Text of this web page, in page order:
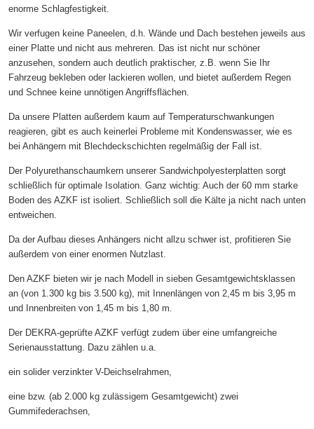
enorme Schlagfestigkeit.
Wir verfugen keine Paneelen, d.h. Wände und Dach bestehen jeweils aus
einer Platte und nicht aus mehreren. Das ist nicht nur schöner
anzusehen, sondern auch deutlich praktischer, z.B. wenn Sie Ihr
Fahrzeug bekleben oder lackieren wollen, und bietet außerdem Regen
und Schnee keine unnötigen Angriffsflächen.
Da unsere Platten außerdem kaum auf Temperaturschwankungen
reagieren, gibt es auch keinerlei Probleme mit Kondenswasser, wie es
bei Anhängern mit Blechdeckschichten regelmäßig der Fall ist.
Der Polyurethanschaumkern unserer Sandwichpolyesterplatten sorgt
schließlich für optimale Isolation. Ganz wichtig: Auch der 60 mm starke
Boden des AZKF ist isoliert. Schließlich soll die Kälte ja nicht nach unten
entweichen.
Da der Aufbau dieses Anhängers nicht allzu schwer ist, profitieren Sie
außerdem von einer enormen Nutzlast.
Den AZKF bieten wir je nach Modell in sieben Gesamtgewichtsklassen
an (von 1.300 kg bis 3.500 kg), mit Innenlängen von 2,45 m bis 3,95 m
und Innenbreiten von 1,45 m bis 1,80 m.
Der DEKRA-geprüfte AZKF verfügt zudem über eine umfangreiche
Serienausstattung. Dazu zählen u.a.
ein solider verzinkter V-Deichselrahmen,
eine bzw. (ab 2.000 kg zulässigem Gesamtgewicht) zwei
Gummifederachsen,